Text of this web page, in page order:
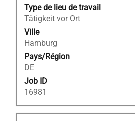
Type de lieu de travail
Tätigkeit vor Ort
Ville
Hamburg
Pays/Région
DE
Job ID
16981
afficher
tout
le
contenu
des
informations
d’emploi.